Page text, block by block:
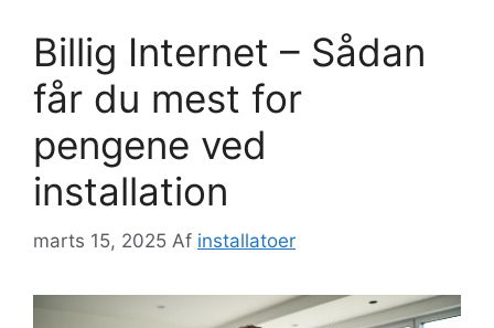
Billig Internet – Sådan
får du mest for
pengene ved
installation
marts 15, 2025 Af installatoer